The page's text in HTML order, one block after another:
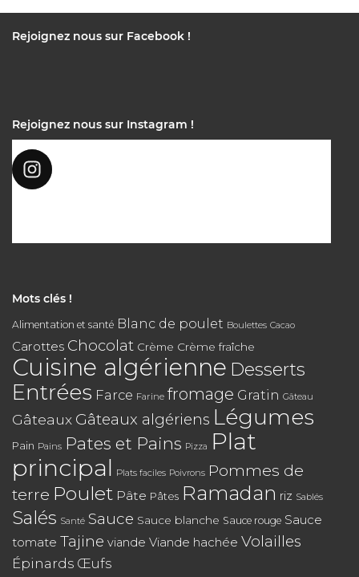
Rejoignez nous sur Facebook !
Rejoignez nous sur Instagram !
Mots clés !
Alimentation et santé Blanc de poulet Boulettes Cacao
Carottes Chocolat Crème Crème fraîche
Cuisine algérienne Desserts
Entrées Farce Farine fromage Gratin Gâteau
Gâteaux Gâteaux algériens Légumes
Pain Pains Pates et Pains Pizza
Plat
principal Plats faciles Poivrons Pommes de
terre Poulet Pâte Pâtes Ramadan riz Sablés
Salés Santé Sauce Sauce blanche Sauce rouge Sauce
tomate Tajine viande Viande hachée Volailles
Épinards Œufs